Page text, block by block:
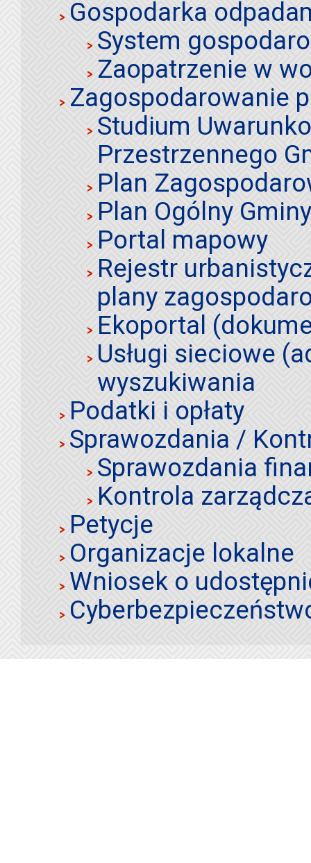
Gospodarka
System
Zaopatrzenie w
Zagospodarowanie
Studium
Przestrzennego
Plan
Plan Ogólny
Portal mapowy
Rejestr
plany
Ekoportal
Usługi sieciowe
wyszukiwania
Podatki i opłaty
Sprawozdania /
Sprawozdania
Kontrola
Petycje
Organizacje lokalne
Wniosek o